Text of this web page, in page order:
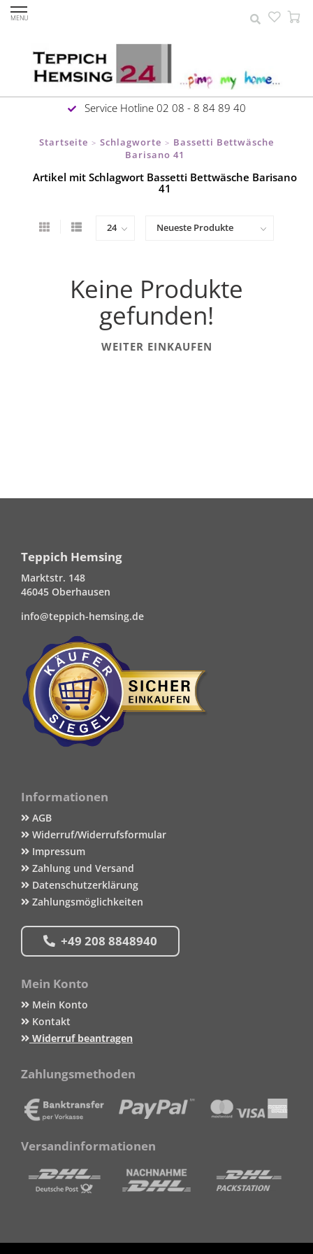
MENU
Service Hotline 02 08 - 8 84 89 40
Startseite > Schlagworte > Bassetti Bettwäsche
Barisano 41
Artikel mit Schlagwort Bassetti Bettwäsche Barisano
41
Keine Produkte
gefunden!
WEITER EINKAUFEN
Teppich Hemsing
Marktstr. 148
46045 Oberhausen
info@teppich-hemsing.de
Informationen
AGB
Widerruf/Widerrufsformular
Impressum
Zahlung und Versand
Datenschutzerklärung
Zahlungsmöglichkeiten
+49 208 8848940
Mein Konto
Mein Konto
Kontakt
Widerruf beantragen
Zahlungsmethoden
Versandinformationen